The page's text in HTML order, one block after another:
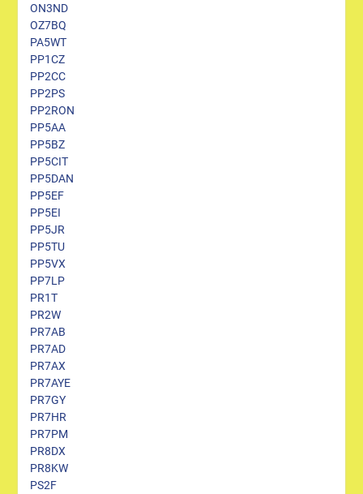
ON3ND
OZ7BQ
PA5WT
PP1CZ
PP2CC
PP2PS
PP2RON
PP5AA
PP5BZ
PP5CIT
PP5DAN
PP5EF
PP5EI
PP5JR
PP5TU
PP5VX
PP7LP
PR1T
PR2W
PR7AB
PR7AD
PR7AX
PR7AYE
PR7GY
PR7HR
PR7PM
PR8DX
PR8KW
PS2F